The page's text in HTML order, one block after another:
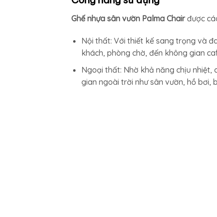
Ghế nhựa sân vườn Palma Chairđược
Nội thất: Với thiết kế sang trọng và
khách, phòng chờ, đến không gian
Ngoại thất: Nhờ khả năng chịu
gian ngoài trời như sân vườn, hồ bơi,